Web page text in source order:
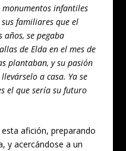
infantiles
familiares que el
años, se pegaba
de Elda en el mes de
plantaban, y su pasión
a casa. Ya se
el que sería su futuro
afición, preparando
y acercándose a un